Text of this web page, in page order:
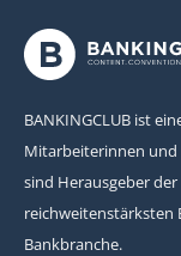
BANKINGCLUB ist
Mitarbeiterinnen und
sind Herausgeber der
reichweitenstärksten
Bankbranche.